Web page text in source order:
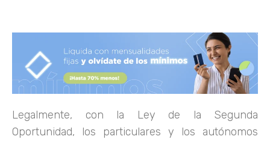
Legalmente, con la Ley de la Segunda
Oportunidad, los particulares y los autónomos